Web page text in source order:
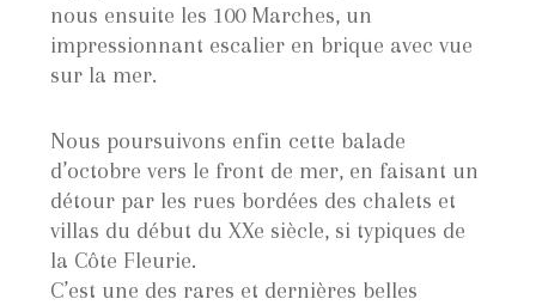
nous ensuite les 100 Marches, un
impressionnant escalier en brique avec vue
sur la mer.
Nous poursuivons enfin cette balade
d’octobre vers le front de mer, en faisant un
détour par les rues bordées des chalets et
villas du début du XXe siècle, si typiques de
la Côte Fleurie.
C’est une des rares et dernières belles